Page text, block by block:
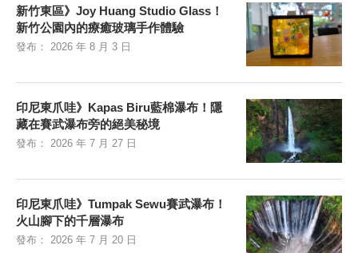
新竹東區》Joy Huang Studio Glass！
新竹公園內的療癒玻璃手作體驗
發布： 2026 年 8 月 3 日
印尼東爪哇》Kapas Biru藍棉瀑布！隱
藏在賽武瀑布旁的絕美秘境
發布： 2026 年 7 月 27 日
印尼東爪哇》Tumpak Sewu賽武瀑布！
火山腳下的千層瀑布
發布： 2026 年 7 月 20 日